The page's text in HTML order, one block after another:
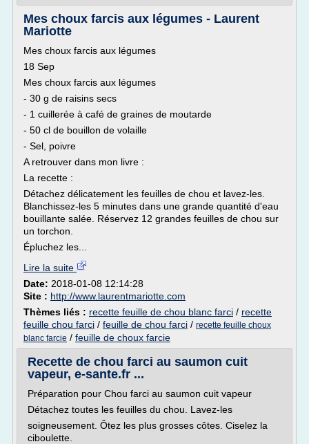
Mes choux farcis aux légumes - Laurent
Mariotte
Mes choux farcis aux légumes
18 Sep
Mes choux farcis aux légumes
- 30 g de raisins secs
- 1 cuillerée à café de graines de moutarde
- 50 cl de bouillon de volaille
- Sel, poivre
A retrouver dans mon livre :
La recette :
Détachez délicatement les feuilles de chou et lavez-les.
Blanchissez-les 5 minutes dans une grande quantité d'eau
bouillante salée. Réservez 12 grandes feuilles de chou sur
un torchon.
Épluchez les...
Lire la suite
Date: 2018-01-08 12:14:28
Site : http://www.laurentmariotte.com
Thèmes liés : recette feuille de chou blanc farci / recette
feuille chou farci / feuille de chou farci / recette feuille choux
blanc farcie / feuille de choux farcie
Recette de chou farci au saumon cuit
vapeur, e-sante.fr ...
Préparation pour Chou farci au saumon cuit vapeur
Détachez toutes les feuilles du chou. Lavez-les
soigneusement. Ôtez les plus grosses côtes. Ciselez la
ciboulette.